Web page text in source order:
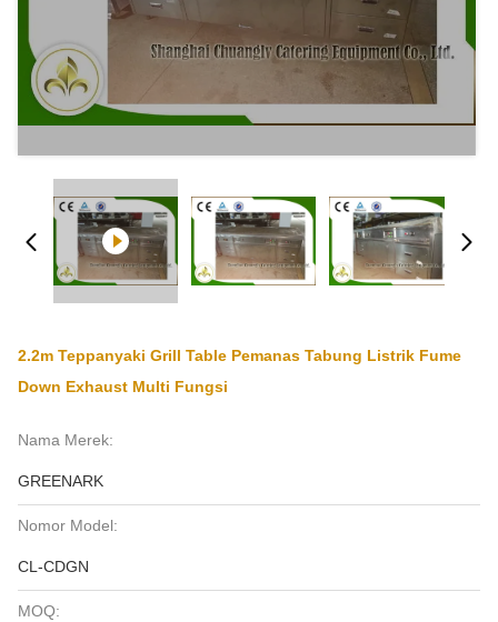
2.2m Teppanyaki Grill Table Pemanas Tabung Listrik Fume
Down Exhaust Multi Fungsi
Nama Merek:
GREENARK
Nomor Model:
CL-CDGN
MOQ: